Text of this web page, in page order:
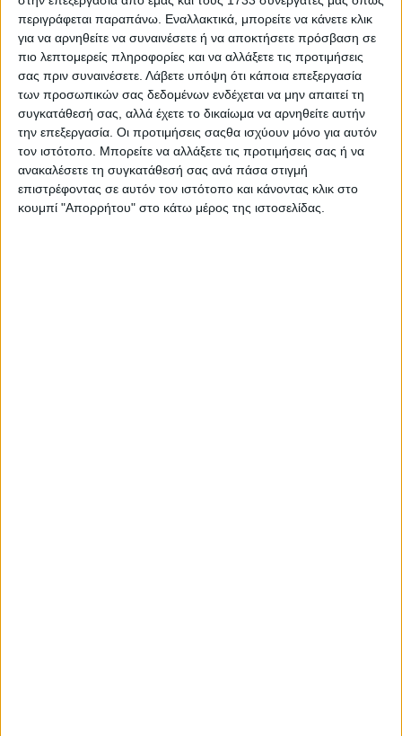
περιγράφεται παραπάνω. Εναλλακτικά, μπορείτε να κάνετε κλικ
για να αρνηθείτε να συναινέσετε ή να αποκτήσετε πρόσβαση σε
πιο λεπτομερείς πληροφορίες και να αλλάξετε τις προτιμήσεις
σας πριν συναινέσετε. Λάβετε υπόψη ότι κάποια επεξεργασία
των προσωπικών σας δεδομένων ενδέχεται να μην απαιτεί τη
συγκατάθεσή σας, αλλά έχετε το δικαίωμα να αρνηθείτε αυτήν
την επεξεργασία. Οι προτιμήσεις σαςθα ισχύουν μόνο για αυτόν
τον ιστότοπο. Μπορείτε να αλλάξετε τις προτιμήσεις σας ή να
ανακαλέσετε τη συγκατάθεσή σας ανά πάσα στιγμή
επιστρέφοντας σε αυτόν τον ιστότοπο και κάνοντας κλικ στο
κουμπί "Απορρήτου" στο κάτω μέρος της ιστοσελίδας.